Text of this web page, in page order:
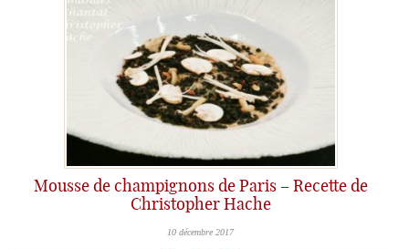
Mousse de champignons de Paris – Recette de
Christopher Hache
10 décembre 2017